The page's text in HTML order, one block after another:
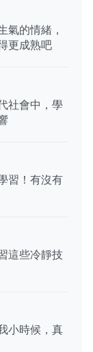
氣的情緒，
更成熟吧
社會中，學
習！有沒有
這些冷靜技
小時候，真